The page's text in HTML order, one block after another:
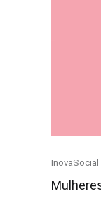
Category
InovaSocial